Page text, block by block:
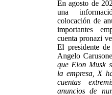
En agosto de
una
colocación de
importantes
cuenta pronazi
El presidente
Angelo
que Elon Musk
la empresa, X
cuentas
anuncios de